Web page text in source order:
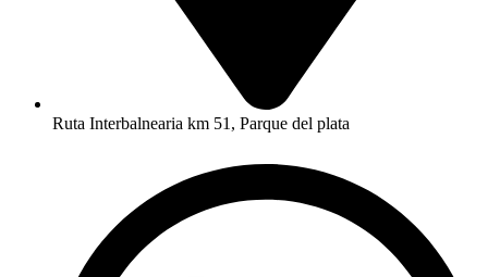
Ruta Interbalnearia km 51, Parque del plata